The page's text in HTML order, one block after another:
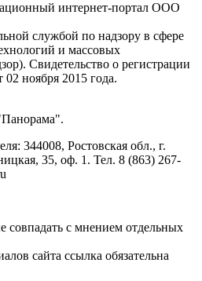
интернет-портал ООО
службой по надзору в сфере
и массовых
Cвидетельство о регистрации
ноября 2015 года.
344008, Ростовская обл., г.
35, оф. 1. Тел. 8 (863) 267-
с мнением отдельных
сайта ссылка обязательна